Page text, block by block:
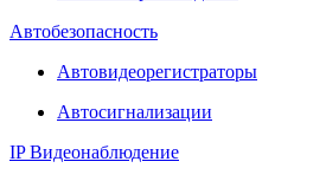
Автобезопасность
Автовидеорегистраторы
Автосигнализации
IP Видеонаблюдение